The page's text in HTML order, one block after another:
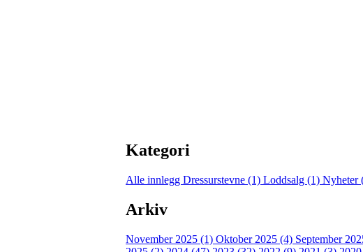
Kategori
Alle innlegg Dressurstevne (1) Loddsalg (1) Nyheter
Arkiv
November 2025 (1) Oktober 2025 (4) September